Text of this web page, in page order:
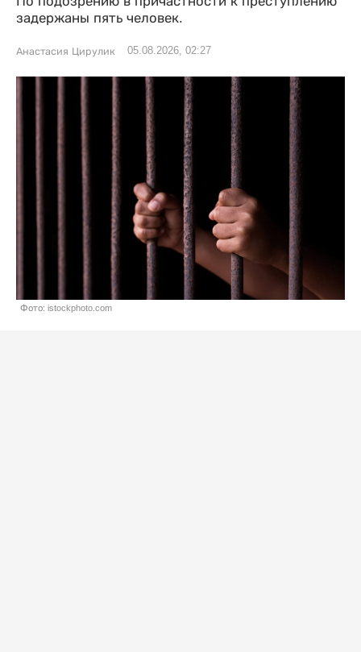
задержаны пять человек.
Анастасия Цирулик 05.08.2026, 02:27
Фото: istockphoto.com